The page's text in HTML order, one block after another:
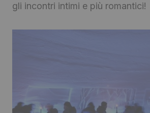
gli incontri intimi e più romantici!